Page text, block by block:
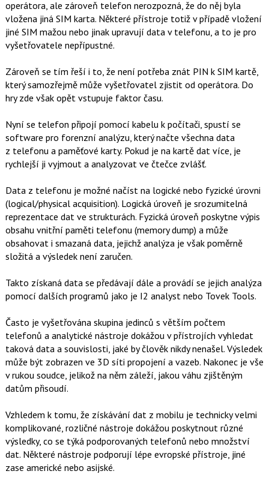
operátora, ale zároveň telefon nerozpozná, že do něj byla
vložena jiná SIM karta. Některé přístroje totiž v případě vložení
jiné SIM mažou nebo jinak upravují data v telefonu, a to je pro
vyšetřovatele nepřípustné.
Zároveň se tím řeší i to, že není potřeba znát PIN k SIM kartě,
který samozřejmě může vyšetřovatel zjistit od operátora. Do
hry zde však opět vstupuje faktor času.
Nyní se telefon připojí pomocí kabelu k počítači, spustí se
software pro forenzní analýzu, který načte všechna data
z telefonu a paměťové karty. Pokud je na kartě dat více, je
rychlejší ji vyjmout a analyzovat ve čtečce zvlášť.
Data z telefonu je možné načíst na logické nebo fyzické úrovni
(logical/physical acquisition). Logická úroveň je srozumitelná
reprezentace dat ve strukturách. Fyzická úroveň poskytne výpis
obsahu vnitřní paměti telefonu (memory dump) a může
obsahovat i smazaná data, jejichž analýza je však poměrně
složitá a výsledek není zaručen.
Takto získaná data se předávají dále a provádí se jejich analýza
pomocí dalších programů jako je I2 analyst nebo Tovek Tools.
Často je vyšetřována skupina jedinců s větším počtem
telefonů a analytické nástroje dokážou v přístrojích vyhledat
taková data a souvislosti, jaké by člověk nikdy nenašel. Výsledek
může být zobrazen ve 3D síti propojení a vazeb. Nakonec je vše
v rukou soudce, jelikož na něm záleží, jakou váhu zjištěným
datům přisoudí.
Vzhledem k tomu, že získávání dat z mobilu je technicky velmi
komplikované, rozličné nástroje dokážou poskytnout různé
výsledky, co se týká podporovaných telefonů nebo množství
dat. Některé nástroje podporují lépe evropské přístroje, jiné
zase americké nebo asijské.